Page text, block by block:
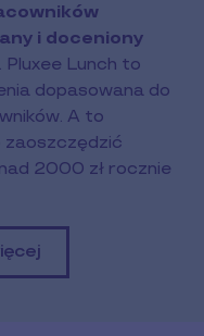
i doceniony
. Pluxee Lunch to
dopasowana do
A to
2000 zł rocznie